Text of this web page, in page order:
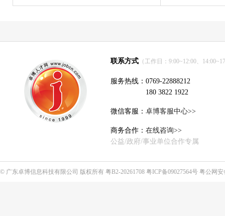
联系方式 （工作日：9:00~12:00、
服务热线：0769-22888212
180 3822 1922
微信客服： 卓博客服中心>>
商务合作： 在线咨询>>
公益/政府/事业单位合作专属
© 广东卓博信息科技有限公司 版权所有 粤B2-20261708 粤ICP备09027564号 粤公网安